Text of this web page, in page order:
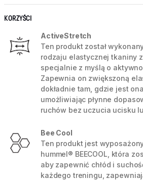
KORZYŚCI
ActiveStretch
Ten produkt został
rodzaju elastycznej tkaniny
specjalnie z myślą o
Zapewnia on zwiększoną
dokładnie tam, gdzie jest
umożliwiając płynne
ruchów bez uczucia ucisku
Bee Cool
Ten produkt jest
hummel® BEECOOL, która
aby zapewnić chłód i
każdego treningu,